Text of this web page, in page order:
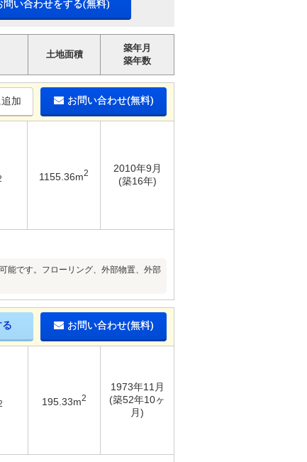
問い合わせをする(無料)
土地面積
築年月
築年数
加 お問い合わせ(無料)
1155.36m2
2010年9月
(築16年)
能です。フローリング、外部物置、外部
る お問い合わせ(無料)
195.33m2
1973年11月
(築52年10ヶ
月)